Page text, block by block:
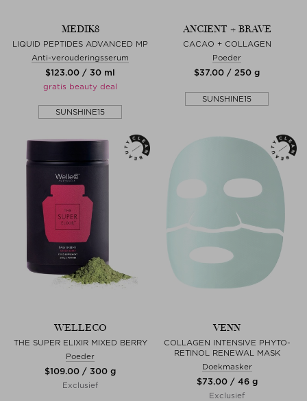
MEDIK8
LIQUID PEPTIDES ADVANCED MP
Anti-verouderingsserum
$‌123.00 / 30 ml
gratis beauty deal
SUNSHINE15
ANCIENT + BRAVE
CACAO + COLLAGEN
Poeder
$‌37.00 / 250 g
SUNSHINE15
WELLECO
THE SUPER ELIXIR MIXED BERRY
Poeder
$‌109.00 / 300 g
Exclusief
VENN
COLLAGEN INTENSIVE PHYTO-
RETINOL RENEWAL MASK
Doekmasker
$‌73.00 / 46 g
Exclusief